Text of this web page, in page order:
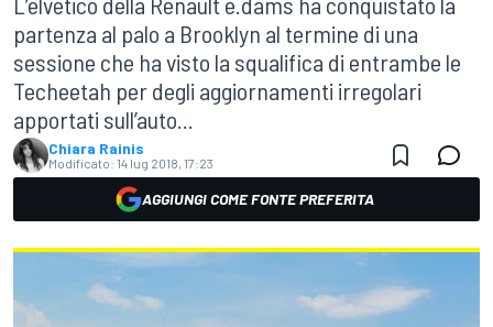
partenza al palo a Brooklyn al termine di una
sessione che ha visto la squalifica di entrambe le
Techeetah per degli aggiornamenti irregolari
apportati sull’auto...
Chiara Rainis
Modificato: 14 lug 2018, 17:23
AGGIUNGI COME FONTE PREFERITA